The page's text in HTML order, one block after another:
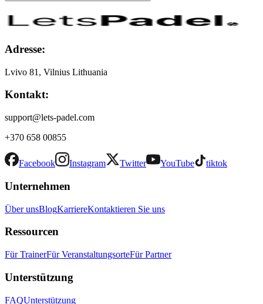
Adresse:
Lvivo 81, Vilnius Lithuania
Kontakt:
support@lets-padel.com
+370 658 00855
Facebook Instagram Twitter YouTube tiktok
Unternehmen
Über unsBlogKarriereKontaktieren Sie uns
Ressourcen
Für TrainerFür VeranstaltungsorteFür Partner
Unterstützung
FAQUnterstützung